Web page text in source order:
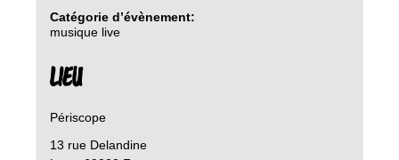
Catégorie d’évènement:
musique live
LIEU
Périscope
13 rue Delandine